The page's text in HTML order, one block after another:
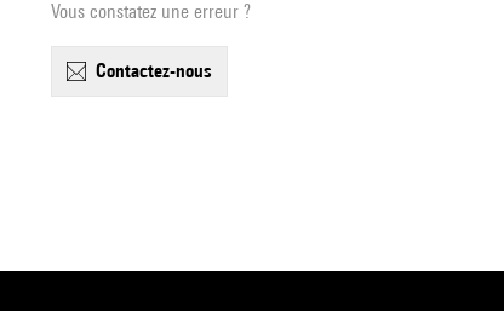
Vous constatez une erreur ?
contactez-nous